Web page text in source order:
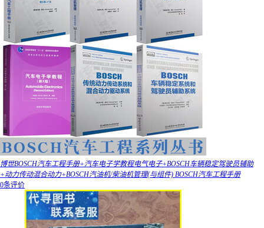
博世BOSCH汽车工程手册+汽车电子学教程电气电子+BOSCH车辆稳定驾驶员辅助
+动力传动混合动力+BOSCH汽油机/柴油机管理(与组件) BOSCH汽车工程手册
0条评价